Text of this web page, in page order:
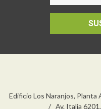
Edificio Los Naranjos,
/ Av. Italia